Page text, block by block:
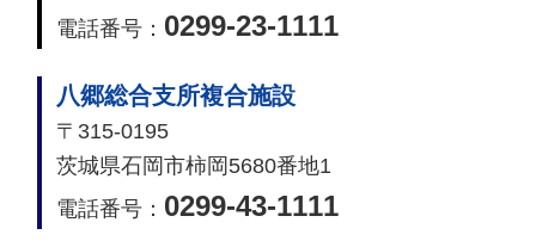
電話番号： 0299-23-1111
八郷総合支所複合施設
〒315-0195
茨城県石岡市柿岡5680番地1
電話番号： 0299-43-1111